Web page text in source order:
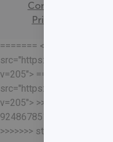
Consentimento
Privacidade
======= <<<<<<< HEAD
src="https://
v=205"> =======
src="https://
v=205"> >>>>>>>
>>>>>>> staging-merge